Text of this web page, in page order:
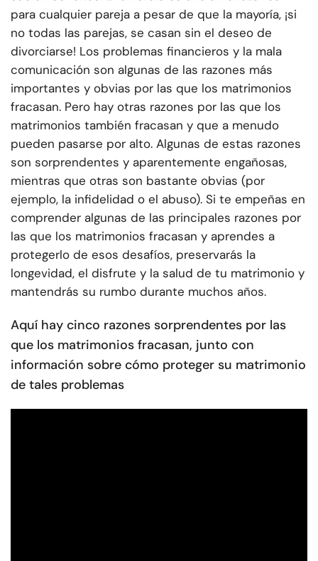
para cualquier pareja a pesar de que la mayoría, ¡si
no todas las parejas, se casan sin el deseo de
divorciarse! Los problemas financieros y la mala
comunicación son algunas de las razones más
importantes y obvias por las que los matrimonios
fracasan. Pero hay otras razones por las que los
matrimonios también fracasan y que a menudo
pueden pasarse por alto. Algunas de estas razones
son sorprendentes y aparentemente engañosas,
mientras que otras son bastante obvias (por
ejemplo, la infidelidad o el abuso). Si te empeñas en
comprender algunas de las principales razones por
las que los matrimonios fracasan y aprendes a
protegerlo de esos desafíos, preservarás la
longevidad, el disfrute y la salud de tu matrimonio y
mantendrás su rumbo durante muchos años.
Aquí hay cinco razones sorprendentes por las
que los matrimonios fracasan, junto con
información sobre cómo proteger su matrimonio
de tales problemas